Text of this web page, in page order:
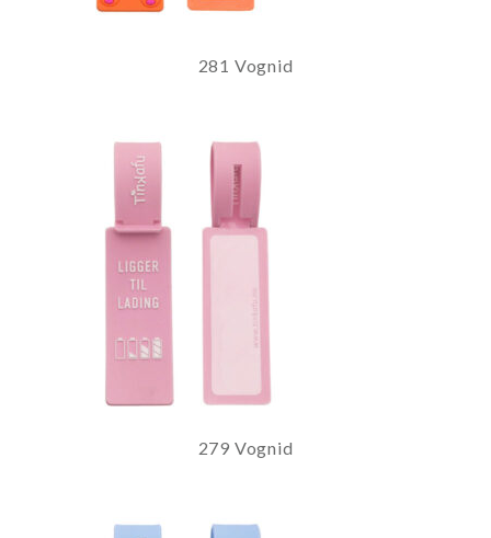
281 Vognid
279 Vognid